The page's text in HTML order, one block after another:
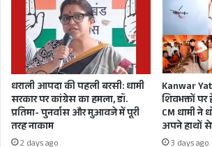
मुख्यमंत्री ने सितारगंज केंद्रीय
प्रस्ताव पर 150.16 करोड़ रुपये की
देने का अनुरोध किया।
धराली आपदा की पहली बरसी: धामी
सरकार पर कांग्रेस का हमला, डॉ.
प्रतिमा- पुनर्वास और मुआवजे में पूरी
तरह नाकाम
Kanwar
शिवभक्तों पर
CM धामी ने
अपने हाथों